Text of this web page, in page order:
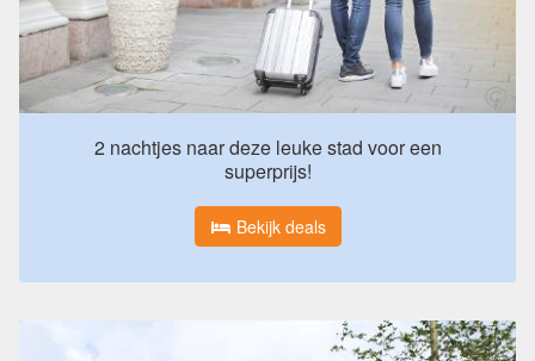
2 nachtjes naar deze leuke stad voor een
superprijs!
Bekijk deals